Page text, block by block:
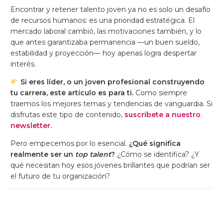
Encontrar y retener talento joven ya no es solo un desafío
de recursos humanos: es una prioridad estratégica. El
mercado laboral cambió, las motivaciones también, y lo
que antes garantizaba permanencia —un buen sueldo,
estabilidad y proyección— hoy apenas logra despertar
interés.
Si eres líder, o un joven profesional construyendo
tu carrera, este artículo es para ti. Como siempre
traemos los mejores temas y tendencias de vanguardia. Si
disfrutas este tipo de contenido, suscríbete a nuestro
newsletter.
Pero empecemos por lo esencial. ¿Qué significa
realmente ser un top talent? ¿Cómo se identifica? ¿Y
qué necesitan hoy esos jóvenes brillantes que podrían ser
el futuro de tu organización?